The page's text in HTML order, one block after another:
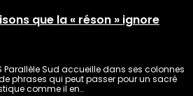
que la « réson » ignore
Parallèle Sud accueille dans ses colonnes
phrases qui peut passer pour un sacré
comme il en…